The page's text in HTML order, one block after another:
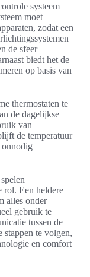
systeem
moet
zodat een
de sfeer
biedt het de
op basis van
thermostaten te
de dagelijkse
van
de temperatuur
onnodig
rol. Een heldere
alles onder
gebruik te
tussen de
stappen te volgen,
en comfort